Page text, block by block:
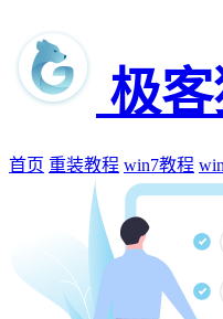
极
首页 重装教程 win7教程